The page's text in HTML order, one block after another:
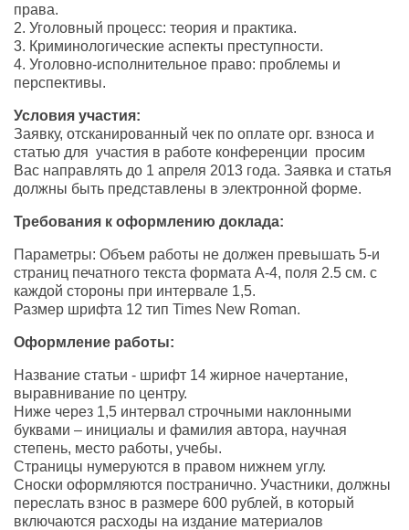
права.
2. Уголовный процесс: теория и практика.
3. Криминологические аспекты преступности.
4. Уголовно-исполнительное право: проблемы и
перспективы.
Условия участия:
Заявку, отсканированный чек по оплате орг. взноса и
статью для участия в работе конференции просим
Вас направлять до 1 апреля 2013 года. Заявка и статья
должны быть представлены в электронной форме.
Требования к оформлению доклада:
Параметры: Объем работы не должен превышать 5-и
страниц печатного текста формата А-4, поля 2.5 см. с
каждой стороны при интервале 1,5.
Размер шрифта 12 тип Times New Roman.
Оформление работы:
Название статьи - шрифт 14 жирное начертание,
выравнивание по центру.
Ниже через 1,5 интервал строчными наклонными
буквами – инициалы и фамилия автора, научная
степень, место работы, учебы.
Страницы нумеруются в правом нижнем углу.
Сноски оформляются постранично. Участники, должны
переслать взнос в размере 600 рублей, в который
включаются расходы на издание материалов